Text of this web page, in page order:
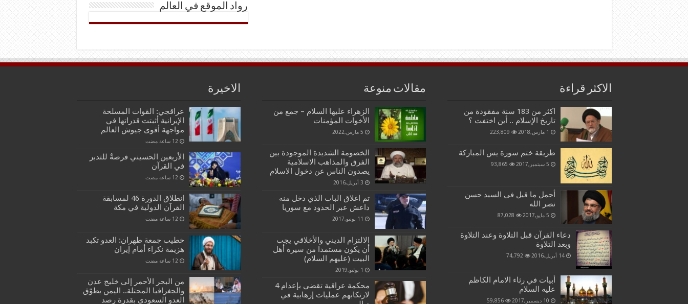
رواد الموقع في العالم
الاكثر قراءة
اكثر من 183 سنة مفقودة من
تاريخ الإسلام .. أين اختفت ؟
1 مارس,2018 223,809
طريقة ختم سورة يس المباركة
5 سبتمبر,2017 93,865
أجمل ما قيل في السيد حسن
نصر الله
5 مايو,2017 87,028
دعاء القرآن قبل التلاوة وعند التلاوة
وبعد التلاوة
14 أبريل,2016 74,792
أبيات في رثاء الامام الكاظم
عليه السلام
10 ديسمبر,2017 59,856
مقالات منوعة
الزهراء عليها السلام – جمع من
الأخوات المؤمنات
5 مارس,2022
الخصومة الشديدة الموجودة بين
الفرق والمذاهب الاسلامية
يصدون الناس عن دخول الاسلام
3 أبريل,2016
تم اغلاق الباب الذي دخل منه
داعش عبر الحدود مع سوريا
11 يونيو,2017
الالتزام الديني والأخلاقي يجب
أن يكون مستمدا من سيرة أهل
البيت (عليهم السلام)
1 يوليو,2019
محكمة عراقية تقضي بإعدام 4
لارتكابهم عمليات إرهابية في
الاخيرة
عراقجي: القوات المسلحة
الإيرانية أثبتت قدراتها في
مواجهة أقوى جيوش العالم
الأربعين الحسيني فرصةٌ للتدبر
في القرآن
انطلاق الدورة 46 لمسابقة
القرآن الدولية في مكة
خطيب جمعة طهران: العدو تكبد
هزيمة نكراء أمام إيران
من البحر الأحمر إلى خليج عدن
والجغرافيا المحتلة.. اليمن يطوّق
العدو السعودي بقدرة رصد